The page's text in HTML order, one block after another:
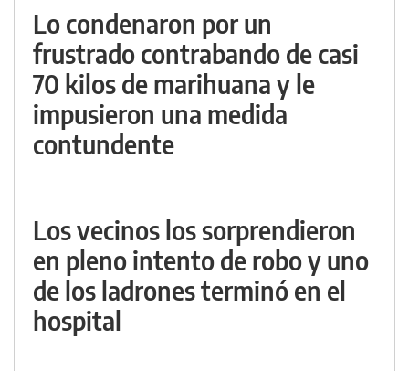
Lo condenaron por un
frustrado contrabando de casi
70 kilos de marihuana y le
impusieron una medida
contundente
Los vecinos los sorprendieron
en pleno intento de robo y uno
de los ladrones terminó en el
hospital